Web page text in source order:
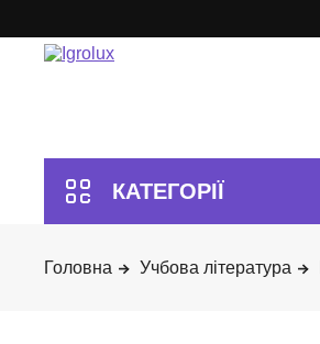
Учбова література